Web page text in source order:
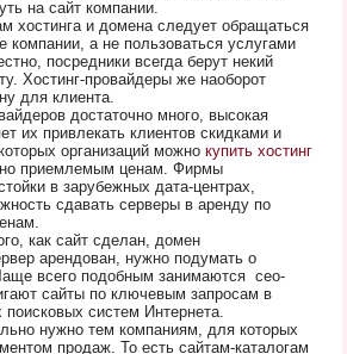
на сайт компании.
хостинга и домена следует обращаться
компании, а не пользоваться услугами
посредники всегда берут некий
Хостинг-провайдеры же наоборот
для клиента.
достаточно много, высокая
их привлекать клиентов скидками и
организаций можнокупить хостинг
приемлемым ценам. Фирмы
в зарубежных дата-центрах,
сдавать серверы в аренду по
как сайт сделан, домен
арендован, нужно подумать о
всего подобным занимаются сео-
сайты по ключевым запросам в
поисковых систем Интернета.
нужно тем компаниям, для которых
продаж. То есть сайтам-каталогам